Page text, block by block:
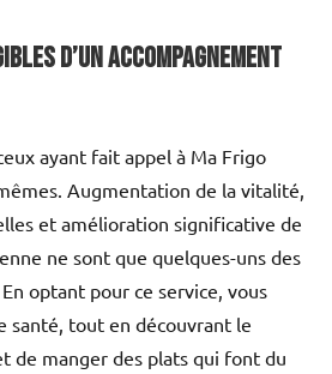
d’un accompagnement
ayant fait appel à Ma Frigo
Augmentation de la vitalité,
et amélioration significative de
ne sont que quelques-uns des
optant pour ce service, vous
santé, tout en découvrant le
de manger des plats qui font du